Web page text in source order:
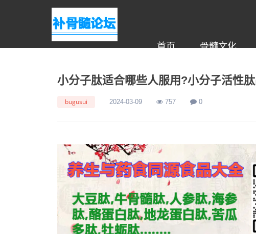
首页 骨髓文化
小分子肽适合哪些人服用?小分子活性
bugusui 2024-03-09 757 0